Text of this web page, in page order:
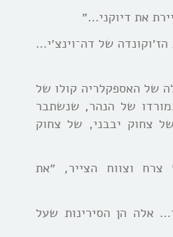
את דיוקני…״
של דה־וינצ׳י…
של האספקלריה קולו של
של הנהר, שנשתבר
צחוק יבבני, של צחוק
צרח וצווח הצייר, ״את
אלה הן הסירינות שעל